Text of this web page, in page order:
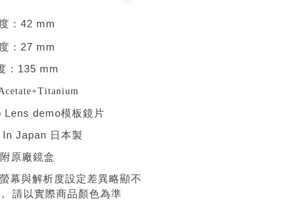
： 42 mm
： 27 mm
： 135 mm
Lens demo模板鏡片
In Japan 日本製
原廠鏡盒
幕與解析度設定差異略顯不
請以實際商品顏色為準